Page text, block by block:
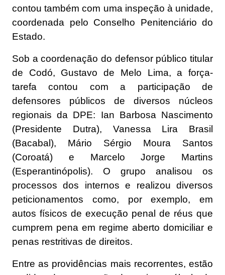
contou também com uma inspeção à unidade,
coordenada pelo Conselho Penitenciário do
Estado.
Sob a coordenação do defensor público titular
de Codó, Gustavo de Melo Lima, a força-
tarefa contou com a participação de
defensores públicos de diversos núcleos
regionais da DPE: Ian Barbosa Nascimento
(Presidente Dutra), Vanessa Lira Brasil
(Bacabal), Mário Sérgio Moura Santos
(Coroatá) e Marcelo Jorge Martins
(Esperantinópolis). O grupo analisou os
processos dos internos e realizou diversos
peticionamentos como, por exemplo, em
autos físicos de execução penal de réus que
cumprem pena em regime aberto domiciliar e
penas restritivas de direitos.
Entre as providências mais recorrentes, estão